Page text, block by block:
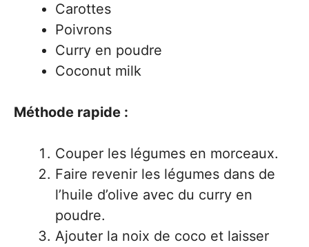
Carottes
Poivrons
Curry en poudre
Coconut milk
Méthode rapide :
Couper les légumes en morceaux.
Faire revenir les légumes dans de
l’huile d’olive avec du curry en
poudre.
Ajouter la noix de coco et laisser